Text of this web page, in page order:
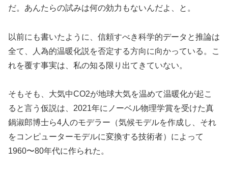
だ。あんたらの試みは何の効力もないんだよ、と。
以前にも書いたように、信頼すべき科学的データと推論は
全て、人為的温暖化説を否定する方向に向かっている。こ
れを覆す事実は、私の知る限り出てきていない。
そもそも、大気中CO2が地球大気を温めて温暖化が起こ
ると言う仮説は、2021年にノーベル物理学賞を受けた真
鍋淑郎博士ら4人のモデラー（気候モデルを作成し、それ
をコンピューターモデルに変換する技術者）によって
1960〜80年代に作られた。